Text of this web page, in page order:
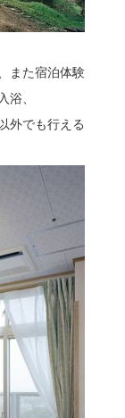
また宿泊体験
浴、
外でも行える